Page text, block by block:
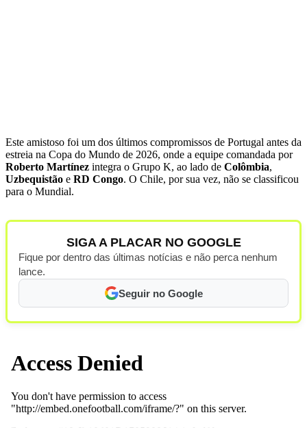
Este amistoso foi um dos últimos compromissos de Portugal antes da
estreia na Copa do Mundo de 2026, onde a equipe comandada por
Roberto Martínez integra o Grupo K, ao lado de Colômbia,
Uzbequistão e RD Congo. O Chile, por sua vez, não se classificou
para o Mundial.
SIGA A PLACAR NO GOOGLE
Fique por dentro das últimas notícias e não perca nenhum
lance.
Seguir no Google